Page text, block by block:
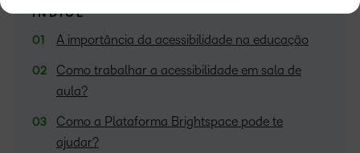
ÍNDICE
A importância da acessibilidade na educação
Como trabalhar a acessibilidade em sala de
aula?
Como a Plataforma Brightspace pode te
ajudar?